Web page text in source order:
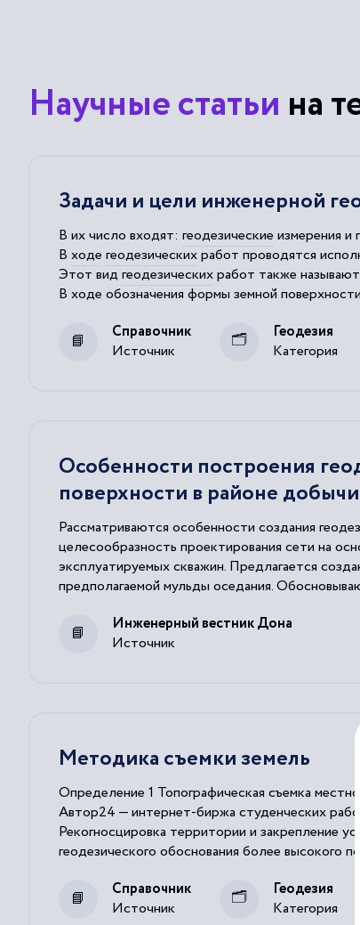
Научные статьи на
Задачи и цели инженерной
В их число входят: геодезические измерения
В ходе геодезическихработ проводятся
Этот вид геодезическихработ также называют
В ходе обозначения формы земной
Источник
Справочник
Категория
Геодезия
Особенности построения
поверхности в районе
Рассматриваются особенности создания
целесообразность проектирования сети на
эксплуатируемых скважин. Предлагается
предполагаемой мульды оседания.
Источник
Инженерный вестник Дона
Методика съемки земель
Определение 1 Топографическая съемка
Автор24 — интернет-биржа студенческих
Рекогносцировка территории и закрепление
геодезического обоснования более высокого
Источник
Справочник
Категория
Геодезия